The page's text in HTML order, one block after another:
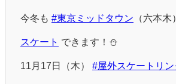
今冬も #東京ミッドタウン （六本
スケート できます！⛄
11月17日（木） #屋外スケートリン